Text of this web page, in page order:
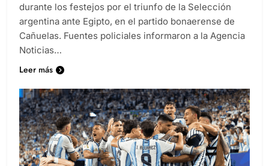
durante los festejos por el triunfo de la Selección
argentina ante Egipto, en el partido bonaerense de
Cañuelas. Fuentes policiales informaron a la Agencia
Noticias…
Leer más